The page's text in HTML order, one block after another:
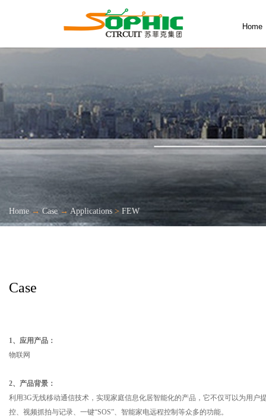
Home
Home → Case → Applications > FEW
Case
1、应用产品：
物联网
2、产品背景：
利用3G无线移动通信技术，实现家庭信息化居智能化的产品，它不仅可以为用
控、视频抓拍与记录、一键“SOS”、智能家电远程控制等众多的功能。